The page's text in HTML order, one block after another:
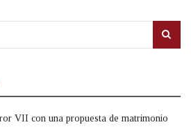
VII con una propuesta de matrimonio